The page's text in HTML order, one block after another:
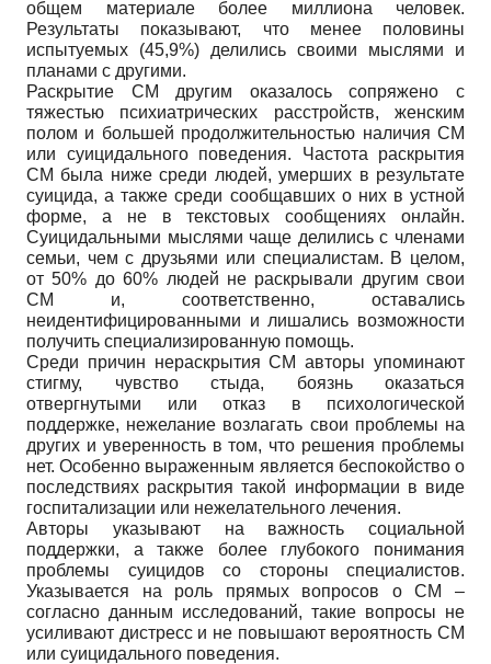
общем материале более миллиона человек.
Результаты показывают, что менее половины
испытуемых (45,9%) делились своими мыслями и
планами с другими.
Раскрытие СМ другим оказалось сопряжено с
тяжестью психиатрических расстройств, женским
полом и большей продолжительностью наличия СМ
или суицидального поведения. Частота раскрытия
СМ была ниже среди людей, умерших в результате
суицида, а также среди сообщавших о них в устной
форме, а не в текстовых сообщениях онлайн.
Суицидальными мыслями чаще делились с членами
семьи, чем с друзьями или специалистам. В целом,
от 50% до 60% людей не раскрывали другим свои
СМ и, соответственно, оставались
неидентифицированными и лишались возможности
получить специализированную помощь.
Среди причин нераскрытия СМ авторы упоминают
стигму, чувство стыда, боязнь оказаться
отвергнутыми или отказ в психологической
поддержке, нежелание возлагать свои проблемы на
других и уверенность в том, что решения проблемы
нет. Особенно выраженным является беспокойство о
последствиях раскрытия такой информации в виде
госпитализации или нежелательного лечения.
Авторы указывают на важность социальной
поддержки, а также более глубокого понимания
проблемы суицидов со стороны специалистов.
Указывается на роль прямых вопросов о СМ –
согласно данным исследований, такие вопросы не
усиливают дистресс и не повышают вероятность СМ
или суицидального поведения.